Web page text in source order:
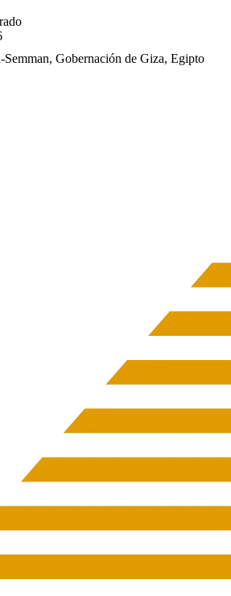
Gobernación de Giza, Egipto